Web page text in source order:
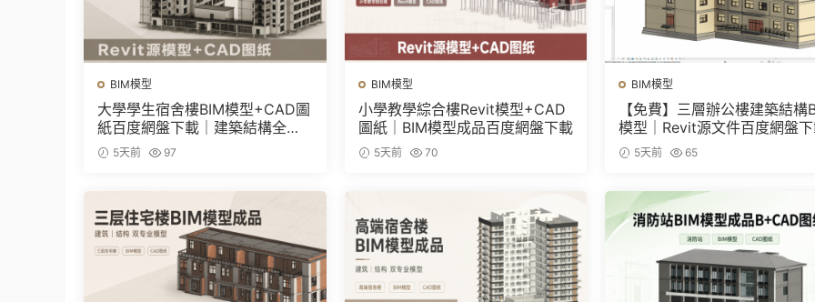
BIM模型
大學學生宿舍樓BIM模型+CAD圖
紙百度網盤下載｜建築結構全套R
evit源文件
5天前 97
BIM模型
小學教學綜合樓Revit模型+CAD
圖紙｜BIM模型成品百度網盤下載
5天前 70
BIM模型
【免費】三層辦公樓建築結構
模型｜Revit源文件百度網盤
5天前 65